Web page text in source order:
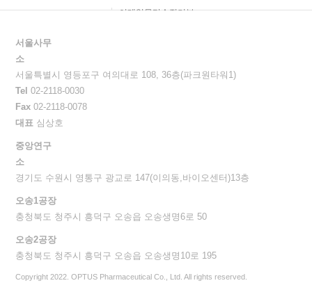
이메일무단수집거부
서울사무
소
서울특별시 영등포구 여의대로 108, 36층(파크원타워1)
Tel 02-2118-0030
Fax 02-2118-0078
대표 심상호
중앙연구
소
경기도 수원시 영통구 광교로 147(이의동,바이오센터)13층
오송1공장
충청북도 청주시 흥덕구 오송읍 오송생명6로 50
오송2공장
충청북도 청주시 흥덕구 오송읍 오송생명10로 195
Copyright 2022. OPTUS Pharmaceutical Co., Ltd. All rights reserved.